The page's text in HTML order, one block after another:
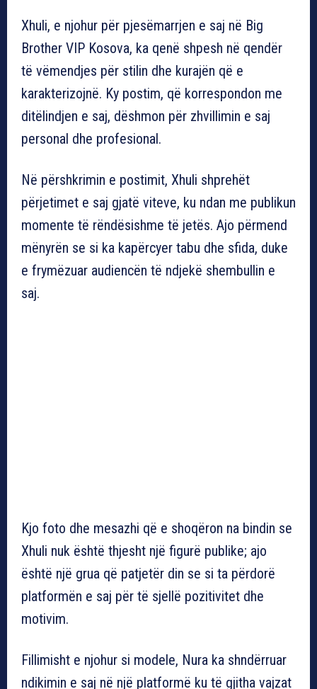
Xhuli, e njohur për pjesëmarrjen e saj në Big
Brother VIP Kosova, ka qenë shpesh në qendër
të vëmendjes për stilin dhe kurajën që e
karakterizojnë. Ky postim, që korrespondon me
ditëlindjen e saj, dëshmon për zhvillimin e saj
personal dhe profesional.
Në përshkrimin e postimit, Xhuli shprehët
përjetimet e saj gjatë viteve, ku ndan me publikun
momente të rëndësishme të jetës. Ajo përmend
mënyrën se si ka kapërcyer tabu dhe sfida, duke
e frymëzuar audiencën të ndjekë shembullin e
saj.
Kjo foto dhe mesazhi që e shoqëron na bindin se
Xhuli nuk është thjesht një figurë publike; ajo
është një grua që patjetër din se si ta përdorë
platformën e saj për të sjellë pozitivitet dhe
motivim.
Fillimisht e njohur si modele, Nura ka shndërruar
ndikimin e saj në një platformë ku të gjitha vajzat